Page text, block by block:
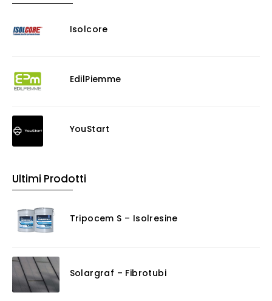
Isolcore
EdilPiemme
YouStart
Ultimi Prodotti
Tripocem S – Isolresine
Solargraf – Fibrotubi